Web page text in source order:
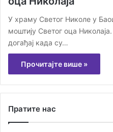
У храму Светог Николе у
моштију Светог оца
догађај када су…
Прочитајте више »
Пратите нас